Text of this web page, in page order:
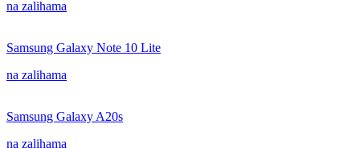
na zalihama
Samsung Galaxy Note 10 Lite
na zalihama
Samsung Galaxy A20s
na zalihama